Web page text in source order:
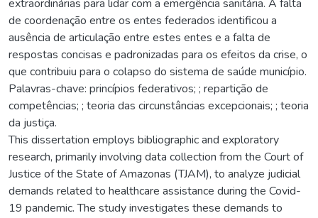
extraordinárias para lidar com a emergência sanitária. A falta
de coordenação entre os entes federados identificou a
ausência de articulação entre estes entes e a falta de
respostas concisas e padronizadas para os efeitos da crise, o
que contribuiu para o colapso do sistema de saúde município.
Palavras-chave: princípios federativos; ; repartição de
competências; ; teoria das circunstâncias excepcionais; ; teoria
da justiça.
This dissertation employs bibliographic and exploratory
research, primarily involving data collection from the Court of
Justice of the State of Amazonas (TJAM), to analyze judicial
demands related to healthcare assistance during the Covid-
19 pandemic. The study investigates these demands to